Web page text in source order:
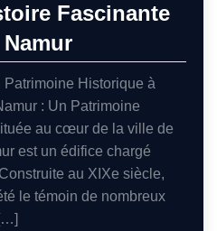
Fascinante
Patrimoine Historique à
: Un Patrimoine
au cœur de la ville de
est un édifice chargé
au XIXe siècle,
le témoin de nombreux